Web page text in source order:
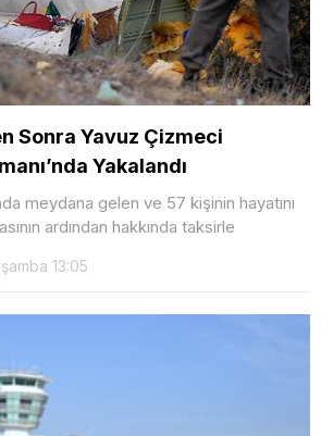
Sonra Yavuz Çizmeci
Yakalandı
meydana gelen ve 57 kişinin hayatını
ardından hakkında taksirle
13:05